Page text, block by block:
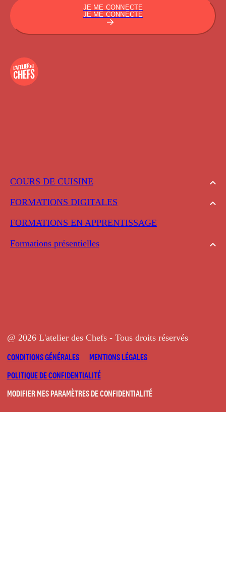
COURS DE CUISINE
FORMATIONS DIGITALES
FORMATIONS EN APPRENTISSAGE
Formations présentielles
JE ME CONNECTE
JE ME CONNECTE
@ 2026 L'atelier des Chefs - Tous droits réservés
CONDITIONS GÉNÉRALES
MENTIONS LÉGALES
POLITIQUE DE CONFIDENTIALITÉ
MODIFIER MES PARAMÈTRES DE CONFIDENTIALITÉ